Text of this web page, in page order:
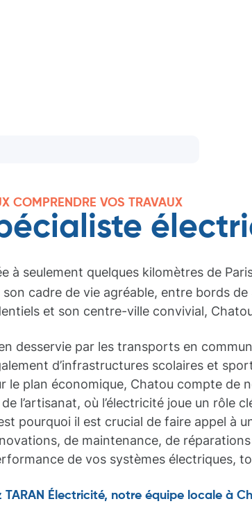
COMPRENDRE VOS TRAVAUX
à seulement quelques kilomètres de
son cadre de vie agréable, entre bords
et son centre-ville convivial,
desservie par les transports en
d’infrastructures scolaires et
le plan économique, Chatou compte de
l’artisanat, où l’électricité joue un rôle
pourquoi il est crucial de faire appel à
de maintenance, de
de vos systèmes électriques,
TARAN Électricité, notre équipe locale à